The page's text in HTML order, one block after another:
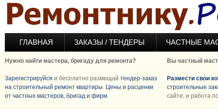
Перейти к основному содержанию
ГЛАВНАЯ ЗАКАЗЫ / ТЕНДЕРЫ ЧАСТНЫЕ
Нужно найти мастера, бригаду для ремонта?
Зарегистрируйся и бесплатно размещай тендер-заказ
на строительный ремонт квартиры. Цены и расценки
от частных мастеров, бригад и фирм.
Вы частный
Размести свои
строительные
сайте, и работа